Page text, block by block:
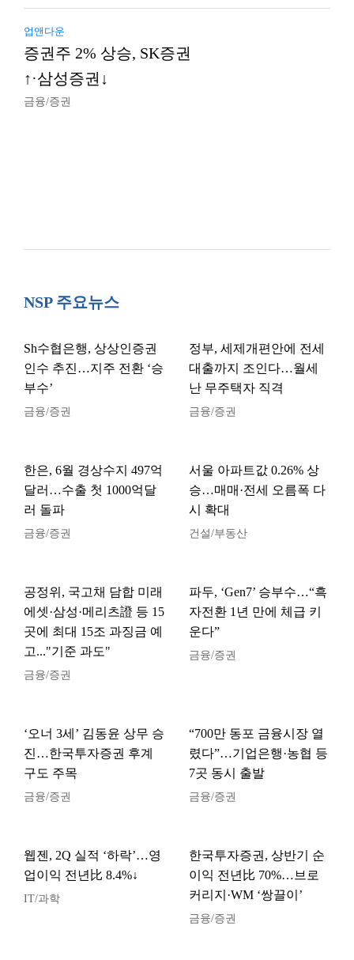
업앤다운
증권주 2% 상승, SK증권
↑·삼성증권↓
금융/증권
NSP 주요뉴스
Sh수협은행, 상상인증권
인수 추진…지주 전환 ‘승
부수’
금융/증권
정부, 세제개편안에 전세
대출까지 조인다…월세
난 무주택자 직격
금융/증권
한은, 6월 경상수지 497억
달러…수출 첫 1000억달
러 돌파
금융/증권
서울 아파트값 0.26% 상
승…매매·전세 오름폭 다
시 확대
건설/부동산
공정위, 국고채 담합 미래
에셋·삼성·메리츠證 등 15
곳에 최대 15조 과징금 예
고..."기준 과도"
금융/증권
파두, ‘Gen7’ 승부수…“흑
자전환 1년 만에 체급 키
운다”
금융/증권
‘오너 3세’ 김동윤 상무 승
진…한국투자증권 후계
구도 주목
금융/증권
“700만 동포 금융시장 열
렸다”…기업은행·농협 등
7곳 동시 출발
금융/증권
웹젠, 2Q 실적 ‘하락’…영
업이익 전년比 8.4%↓
IT/과학
한국투자증권, 상반기 순
이익 전년比 70%…브로
커리지·WM ‘쌍끌이’
금융/증권